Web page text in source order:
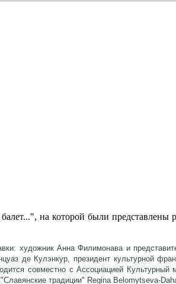
на которой были
художник Анна Филимонава и
де Кулэнкур, президент культурной
совместно с Ассоциацией
традиции" Regina Belomytseva-